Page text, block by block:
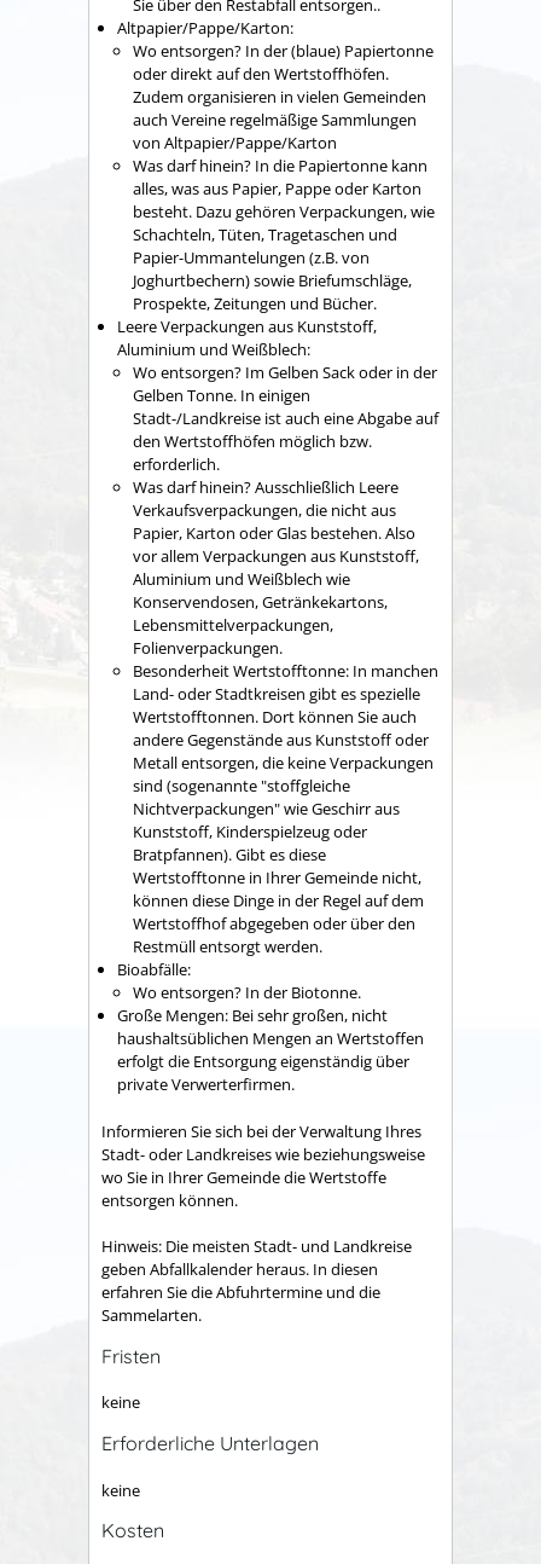
Sie über den Restabfall entsorgen..
Altpapier/Pappe/Karton:
Wo entsorgen? In der (blaue) Papiertonne
oder direkt auf den Wertstoffhöfen.
Zudem organisieren in vielen Gemeinden
auch Vereine regelmäßige Sammlungen
von Altpapier/Pappe/Karton
Was darf hinein? In die Papiertonne kann
alles, was aus Papier, Pappe oder Karton
besteht. Dazu gehören Verpackungen, wie
Schachteln, Tüten, Tragetaschen und
Papier-Ummantelungen (z.B. von
Joghurtbechern) sowie Briefumschläge,
Prospekte, Zeitungen und Bücher.
Leere Verpackungen aus Kunststoff,
Aluminium und Weißblech:
Wo entsorgen? Im Gelben Sack oder in der
Gelben Tonne. In einigen
Stadt-/Landkreise ist auch eine Abgabe auf
den Wertstoffhöfen möglich bzw.
erforderlich.
Was darf hinein? Ausschließlich Leere
Verkaufsverpackungen, die nicht aus
Papier, Karton oder Glas bestehen. Also
vor allem Verpackungen aus Kunststoff,
Aluminium und Weißblech wie
Konservendosen, Getränkekartons,
Lebensmittelverpackungen,
Folienverpackungen.
Besonderheit Wertstofftonne: In manchen
Land- oder Stadtkreisen gibt es spezielle
Wertstofftonnen. Dort können Sie auch
andere Gegenstände aus Kunststoff oder
Metall entsorgen, die keine Verpackungen
sind (sogenannte "stoffgleiche
Nichtverpackungen"wie Geschirr aus
Kunststoff, Kinderspielzeug oder
Bratpfannen). Gibt es diese
Wertstofftonne in Ihrer Gemeinde nicht,
können diese Dinge in der Regel auf dem
Wertstoffhof abgegeben oder über den
Restmüll entsorgt werden.
Bioabfälle:
Wo entsorgen? In der Biotonne.
Große Mengen: Bei sehr großen, nicht
haushaltsüblichen Mengen an Wertstoffen
erfolgt die Entsorgung eigenständig über
private Verwerterfirmen.
Informieren Sie sich bei der Verwaltung Ihres
Stadt- oder Landkreises wie beziehungsweise
wo Sie in Ihrer Gemeinde die Wertstoffe
entsorgen können.
Hinweis: Die meisten Stadt- und Landkreise
geben Abfallkalender heraus. In diesen
erfahren Sie die Abfuhrtermine und die
Sammelarten.
Fristen
keine
Erforderliche Unterlagen
keine
Kosten